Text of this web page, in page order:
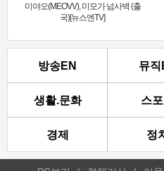
미야오(MEOVV), 미모가 넘사벽 (출
국)[뉴스엔TV]
방송EN 뮤직
생활.문화 스
경제 정